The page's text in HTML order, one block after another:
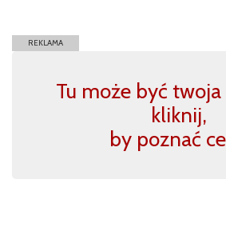
REKLAMA
Tu może być
kliknij,
by poznać